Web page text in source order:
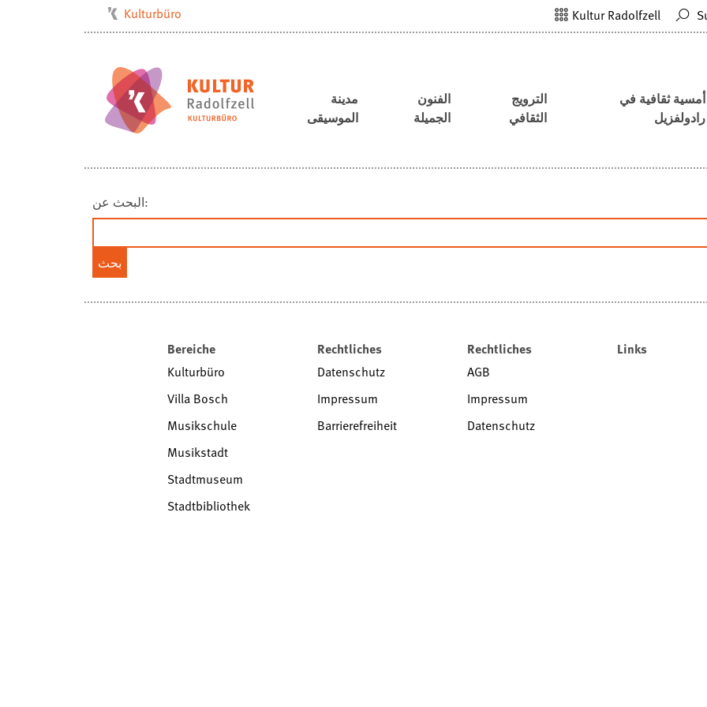
Kulturbüro
Musikschule
Stadtarchiv
Stadtmuseum
Radolfzell1200
Kultur Radolfzell
مدينة
الموسيقى
الفنون
الجميلة
الترويج
الثقافي
أمسية ثقافية في
رادولفزيل
البحث عن:
Bereiche
Kulturbüro
Villa Bosch
Musikschule
Musikstadt
Stadtmuseum
Stadtbibliothek
Rechtliches
Datenschutz
Impressum
Barrierefreiheit
Rechtliches
AGB
Impressum
Datenschutz
Links